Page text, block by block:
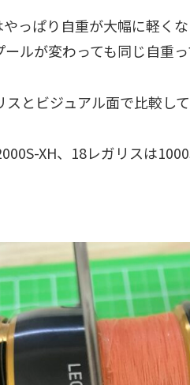
やっぱり自重が大幅に軽く
ールが変わっても同じ自重
スとビジュアル面で比較し
XH、18レガリスは